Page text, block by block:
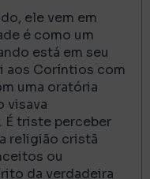
ele vem em
é como um
está em seu
aos Coríntios com
uma oratória
visava
É triste perceber
religião cristã
ou
da verdadeira